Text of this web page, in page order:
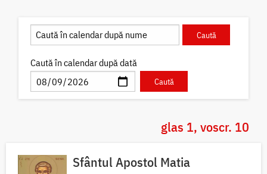
Caută în calendar după dată
glas 1, voscr. 10
Sfântul Apostol Matia